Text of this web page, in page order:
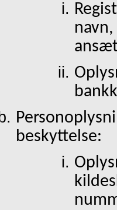
beskyttelse: